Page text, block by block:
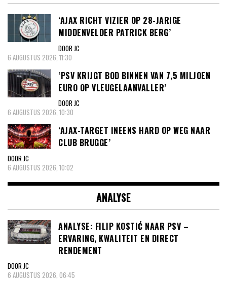
‘AJAX RICHT VIZIER OP 28-JARIGE
MIDDENVELDER PATRICK BERG’
DOOR JC
6 AUGUSTUS 2026, 11:30
‘PSV KRIJGT BOD BINNEN VAN 7,5 MILJOEN
EURO OP VLEUGELAANVALLER’
DOOR JC
6 AUGUSTUS 2026, 10:30
‘AJAX-TARGET INEENS HARD OP WEG NAAR
CLUB BRUGGE’
DOOR JC
6 AUGUSTUS 2026, 10:02
ANALYSE
ANALYSE: FILIP KOSTIĆ NAAR PSV –
ERVARING, KWALITEIT EN DIRECT
RENDEMENT
DOOR JC
6 AUGUSTUS 2026, 06:45